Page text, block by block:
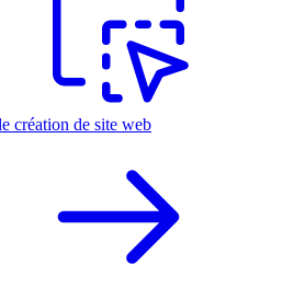
création de site web